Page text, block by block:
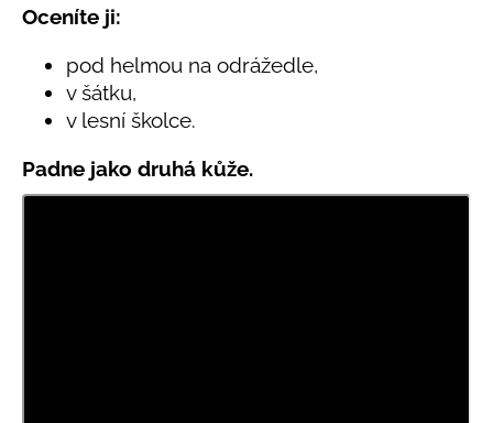
Oceníte ji:
pod helmou na odrážedle,
v šátku,
v lesní školce.
Padne jako druhá kůže.
BAMBUSOVÉ
NÁMOŘNICKÉ
PRUHY
MODRÉ
435